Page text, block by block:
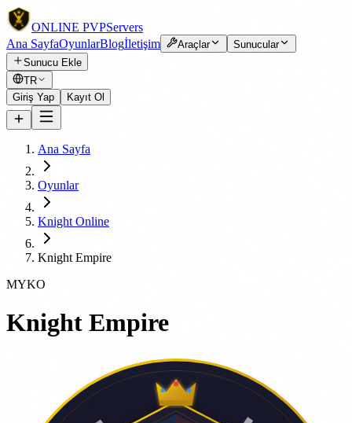
ONLINE PVPServers
Ana SayfaOyunlarBlogİletişim Araçlar
Sunucular
Sunucu Ekle
TR
Giriş Yap
Kayıt Ol
Ana Sayfa
Oyunlar
Knight Online
Knight Empire
MYKO
Knight Empire